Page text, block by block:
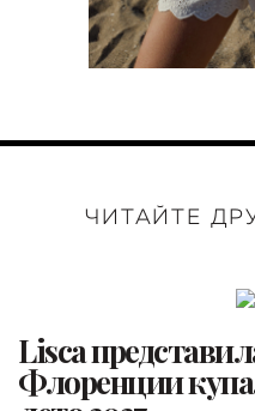
ЧИТАЙТЕ
Lisca
Флоренции